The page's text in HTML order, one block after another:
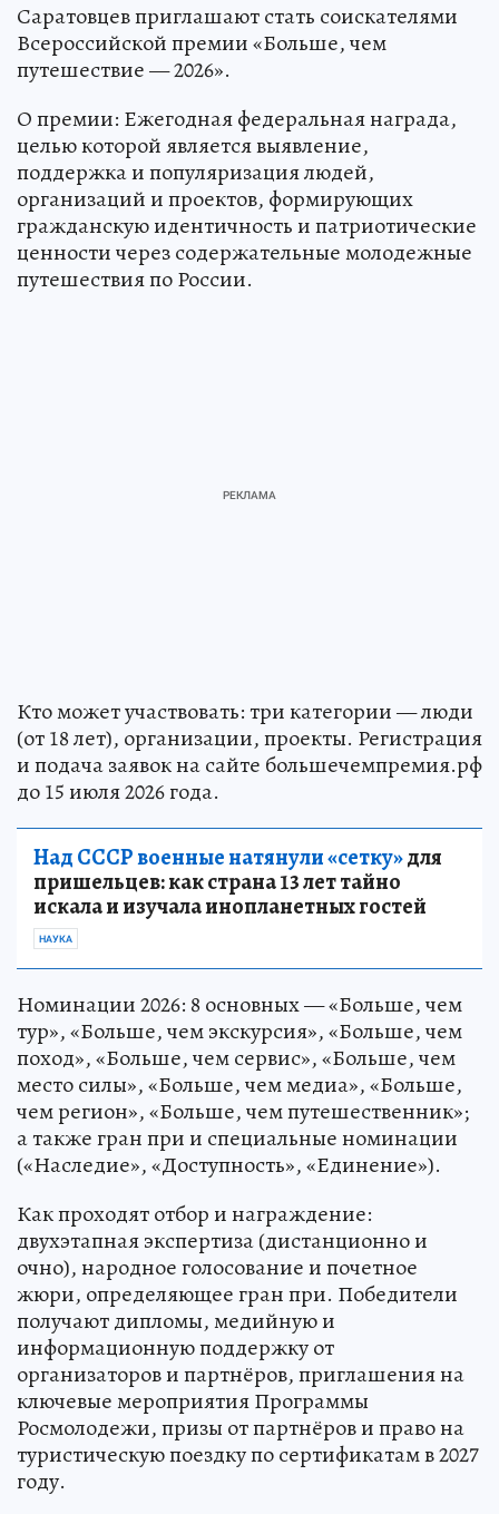
Саратовцев приглашают стать соискателями
Всероссийской премии «Больше, чем
путешествие — 2026».
О премии: Ежегодная федеральная награда,
целью которой является выявление,
поддержка и популяризация людей,
организаций и проектов, формирующих
гражданскую идентичность и патриотические
ценности через содержательные молодежные
путешествия по России.
Кто может участвовать: три категории — люди
(от 18 лет), организации, проекты. Регистрация
и подача заявок на сайте большечемпремия.рф
до 15 июля 2026 года.
Над СССР военные натянули «сетку»для
пришельцев: как страна 13 лет тайно
искала и изучала инопланетных гостей
НАУКА
Номинации 2026: 8 основных — «Больше, чем
тур», «Больше, чем экскурсия», «Больше, чем
поход», «Больше, чем сервис», «Больше, чем
место силы», «Больше, чем медиа», «Больше,
чем регион», «Больше, чем путешественник»;
а также гран при и специальные номинации
(«Наследие», «Доступность», «Единение»).
Как проходят отбор и награждение:
двухэтапная экспертиза (дистанционно и
очно), народное голосование и почетное
жюри, определяющее гран при. Победители
получают дипломы, медийную и
информационную поддержку от
организаторов и партнёров, приглашения на
ключевые мероприятия Программы
Росмолодежи, призы от партнёров и право на
туристическую поездку по сертификатам в 2027
году.